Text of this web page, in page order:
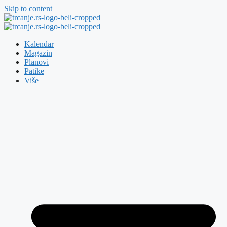
Skip to content
Kalendar
Magazin
Planovi
Patike
Više